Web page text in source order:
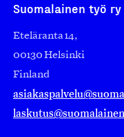
Suomalainen työ ry
Eteläranta 14,
00130 Helsinki
Finland